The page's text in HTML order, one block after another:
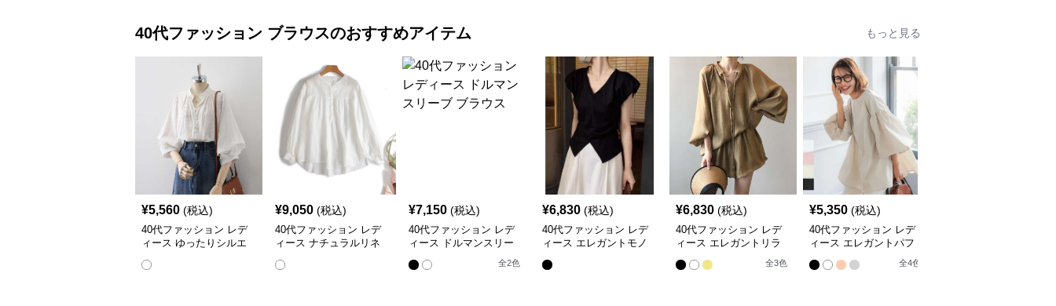
40代ファッション ブラウスのおすすめアイテム もっと見る
¥5,560 (税込)
40代ファッション レデ
ィース ゆったりシルエ
ス
¥9,050 (税込)
40代ファッション レデ
ィース ナチュラルリネ
ラウス
¥7,150 (税込)
40代ファッション レデ
ィース ドルマンスリー
全2色
¥6,830 (税込)
40代ファッション レデ
ィース エレガントモノ
¥6,830 (税込)
40代ファッション レデ
ィース エレガントリラ
全3色
¥5,350 (税込)
40代ファッション レデ
ィース エレガントパフ
スリーブセットアップ
全4色